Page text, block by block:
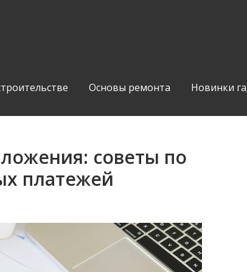
Основы ремонта Новинки
советы по
платежей